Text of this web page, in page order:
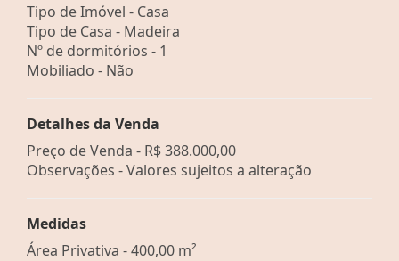
Tipo de Imóvel - Casa
Tipo de Casa - Madeira
Nº de dormitórios - 1
Mobiliado - Não
Detalhes da Venda
Preço de Venda - R$ 388.000,00
Observações - Valores sujeitos a alteração
Medidas
Área Privativa - 400,00 m²